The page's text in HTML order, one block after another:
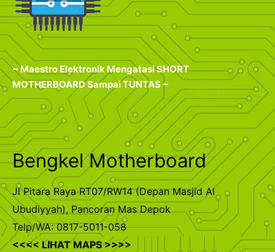
~ Maestro Elektronik Mengatasi SHORT
MOTHERBOARD Sampai TUNTAS ~
Bengkel Motherboard
Jl Pitara Raya RT07/RW14 (Depan Masjid Al
Ubudiyyah), Pancoran Mas Depok
Telp/WA: 0817-5011-058
<<<< LIHAT MAPS >>>>